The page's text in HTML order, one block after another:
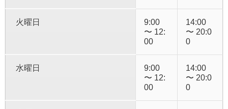
火曜日
9:00
〜 12:
00
14:00
〜 20:0
0
水曜日
9:00
〜 12:
00
14:00
〜 20:0
0